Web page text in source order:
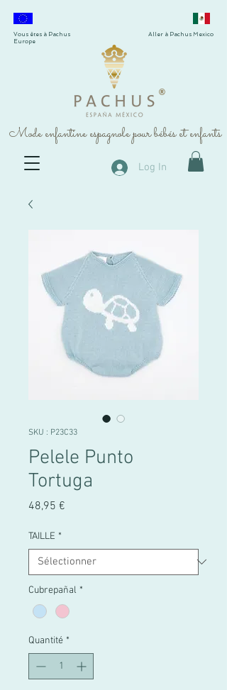
®
Mode enfantine espagnole pour bébés et enfants
Vous êtes à Pachus
Europe
Aller à Pachus Mexico
Log In
SKU : P23C33
Pelele Punto
Tortuga
48,95 €
TAILLE *
Cubrepañal *
Quantité *